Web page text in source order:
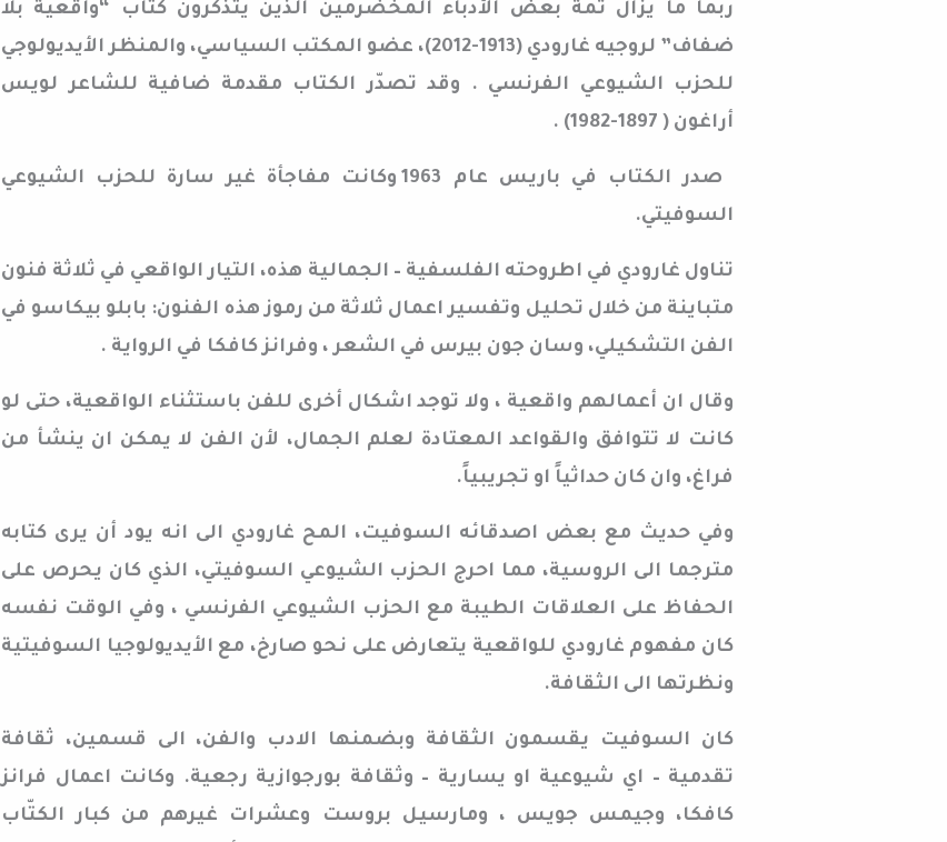
ربما ما يزال ثمة بعض الأدباء المخضرمين الذين يتذكرون كتاب “واقعية بلا
ضفاف” لروجيه غارودي (1913-2012)، عضو المكتب السياسي، والمنظر الأيديولوجي
للحزب الشيوعي الفرنسي . وقد تصدّر الكتاب مقدمة ضافية للشاعر لويس
أراغون ( 1897-1982) .
صدر الكتاب في باريس عام 1963 وكانت مفاجأة غير سارة للحزب الشيوعي
السوفيتي.
تناول غارودي في اطروحته الفلسفية – الجمالية هذه، التيار الواقعي في ثلاثة فنون
متباينة من خلال تحليل وتفسير اعمال ثلاثة من رموز هذه الفنون: بابلو بيكاسو في
الفن التشكيلي، وسان جون بيرس في الشعر ، وفرانز كافكا في الرواية .
وقال ان أعمالهم واقعية ، ولا توجد اشكال أخرى للفن باستثناء الواقعية، حتى لو
كانت لا تتوافق والقواعد المعتادة لعلم الجمال، لأن الفن لا يمكن ان ينشأ من
فراغ، وان كان حداثياً او تجريبياً.
وفي حديث مع بعض اصدقائه السوفيت، المح غارودي الى انه يود أن يرى كتابه
مترجما الى الروسية، مما احرج الحزب الشيوعي السوفيتي، الذي كان يحرص على
الحفاظ على العلاقات الطيبة مع الحزب الشيوعي الفرنسي ، وفي الوقت نفسه
كان مفهوم غارودي للواقعية يتعارض على نحو صارخ، مع الأيديولوجيا السوفيتية
ونظرتها الى الثقافة.
كان السوفيت يقسمون الثقافة وبضمنها الادب والفن، الى قسمين، ثقافة
تقدمية – اي شيوعية او يسارية – وثقافة بورجوازية رجعية. وكانت اعمال فرانز
كافكا، وجيمس جويس ، ومارسيل بروست وعشرات غيرهم من كبار الكتّاب